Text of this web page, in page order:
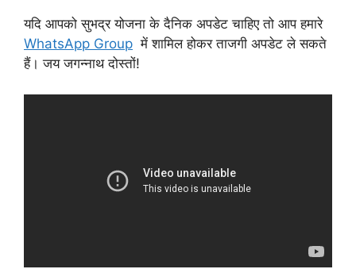
यदि आपको सुभद्र योजना के दैनिक अपडेट चाहिए तो आप हमारे
WhatsApp Group में शामिल होकर ताजगी अपडेट ले सकते
हैं। जय जगन्नाथ दोस्तों!